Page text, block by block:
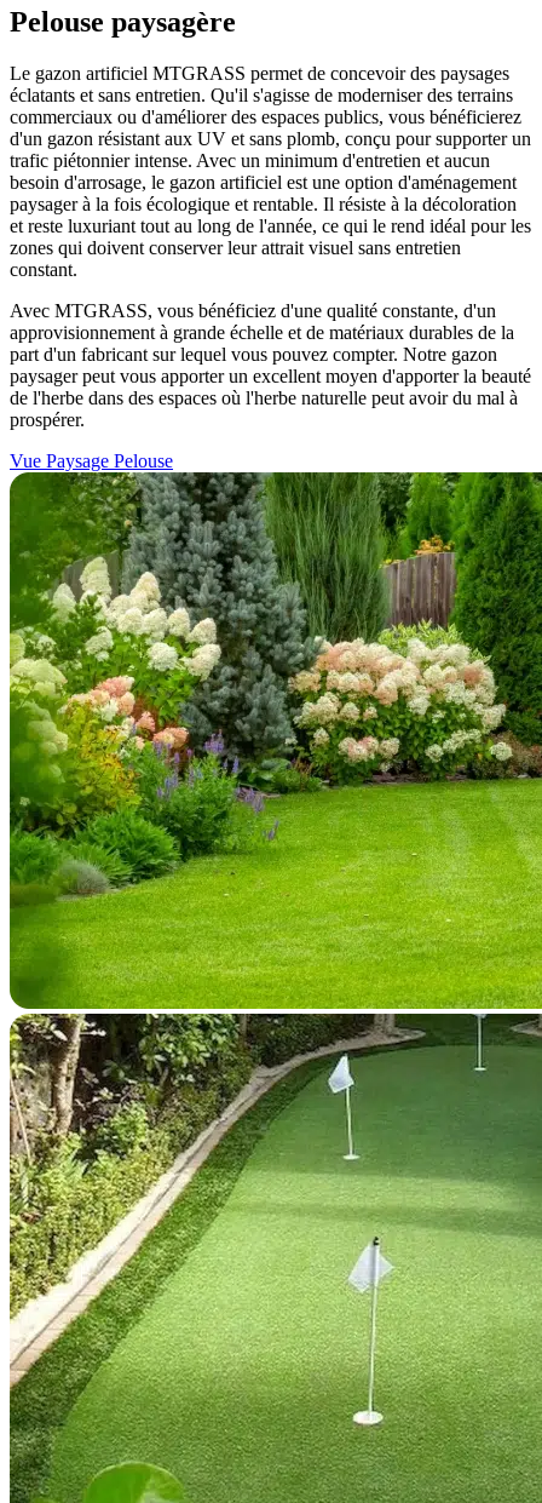
Pelouse paysagère
Le gazon artificiel MTGRASS permet de concevoir des paysages
éclatants et sans entretien. Qu'il s'agisse de moderniser des terrains
commerciaux ou d'améliorer des espaces publics, vous bénéficierez
d'un gazon résistant aux UV et sans plomb, conçu pour supporter un
trafic piétonnier intense. Avec un minimum d'entretien et aucun
besoin d'arrosage, le gazon artificiel est une option d'aménagement
paysager à la fois écologique et rentable. Il résiste à la décoloration
et reste luxuriant tout au long de l'année, ce qui le rend idéal pour les
zones qui doivent conserver leur attrait visuel sans entretien
constant.
Avec MTGRASS, vous bénéficiez d'une qualité constante, d'un
approvisionnement à grande échelle et de matériaux durables de la
part d'un fabricant sur lequel vous pouvez compter. Notre gazon
paysager peut vous apporter un excellent moyen d'apporter la beauté
de l'herbe dans des espaces où l'herbe naturelle peut avoir du mal à
prospérer.
Vue Paysage Pelouse